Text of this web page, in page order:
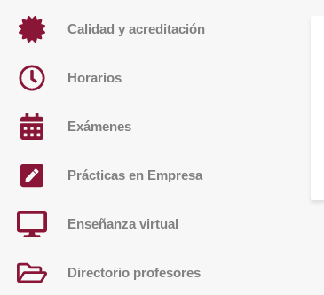
Calidad y acreditación
Horarios
Exámenes
Prácticas en Empresa
Enseñanza virtual
Directorio profesores